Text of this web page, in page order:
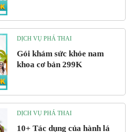
DỊCH VỤ PHÁ THAI
Gói khám sức khỏe nam
khoa cơ bản 299K
DỊCH VỤ PHÁ THAI
10+ Tác dụng của hành lá